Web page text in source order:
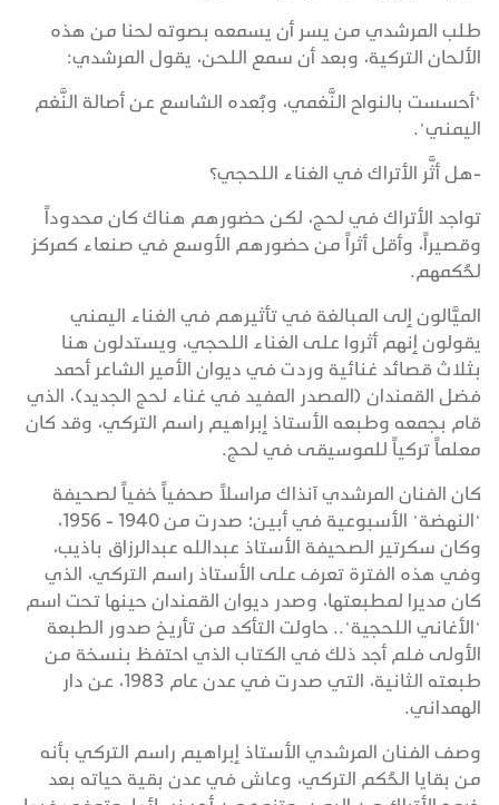
طلب المرشدي من يسر أن يسمعه بصوته لحنا من هذه
الألحان التركية، وبعد أن سمع اللحن، يقول المرشدي:
"أحسست بالنواح النَّغمي، وبُعده الشاسع عن أصالة النَّغم
اليمني".
-هل أثَّر الأتراك في الغناء اللحجي؟
تواجد الأتراك في لحج، لكن حضورهم هناك كان محدوداً
وقصيراً، وأقل أثراً من حضورهم الأوسع في صنعاء كمركز
لحُكمهم.
الميَّالون إلى المبالغة في تأثيرهم في الغناء اليمني
يقولون إنهم أثروا على الغناء اللحجي، ويستدلون هنا
بثلاث قصائد غنائية وردت في ديوان الأمير الشاعر أحمد
فضل القمندان (المصدر المفيد في غناء لحج الجديد)، الذي
قام بجمعه وطبعه الأستاذ إبراهيم راسم التركي، وقد كان
معلماً تركياً للموسيقى في لحج.
كان الفنان المرشدي آنذاك مراسلاً صحفياً خفياً لصحيفة
"النهضة" الأسبوعية في أبين؛ صدرت من 1940 - 1956،
وكان سكرتير الصحيفة الأستاذ عبدالله عبدالرزاق باذيب،
وفي هذه الفترة تعرف على الأستاذ راسم التركي، الذي
كان مديرا لمطبعتها، وصدر ديوان القمندان حينها تحت اسم
"الأغاني اللحجية".. حاولت التأكد من تأريخ صدور الطبعة
الأولى فلم أجد ذلك في الكتاب الذي احتفظ بنسخة من
طبعته الثانية، التي صدرت في عدن عام 1983، عن دار
الهمداني.
وصف الفنان المرشدي الأستاذ إبراهيم راسم التركي بأنه
من بقايا الحُكم التركي، وعاش في عدن بقية حياته بعد